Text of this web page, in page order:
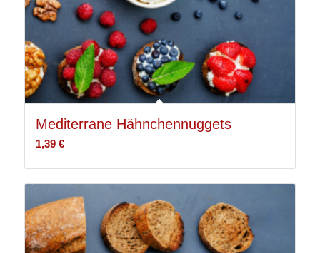
Mediterrane Hähnchennuggets
1,39 €